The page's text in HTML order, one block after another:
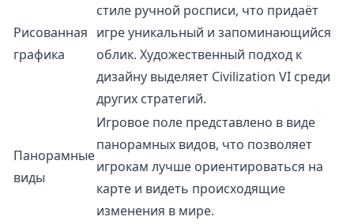
Рисованная
графика
стиле ручной росписи, что придаёт
игре уникальный и запоминающийся
облик. Художественный подход к
дизайну выделяет Civilization VI среди
других стратегий.
Панорамные
виды
Игровое поле представлено в виде
панорамных видов, что позволяет
игрокам лучше ориентироваться на
карте и видеть происходящие
изменения в мире.